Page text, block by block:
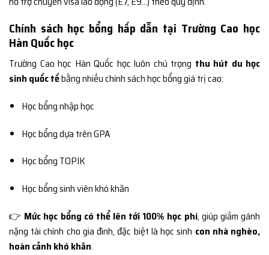
Chính sách học bổng hấp dẫn tại Trường Cao học
Hàn Quốc học
Trường Cao học Hàn Quốc học luôn chú trọng thu hút du học
sinh quốc tếbằng nhiều chính sách học bổng giá trị cao:
Học bổng nhập học
Học bổng dựa trên GPA
Học bổng TOPIK
Học bổng sinh viên khó khăn
👉 Mức học bổng có thể lên tới 100% học phí, giúp giảm gánh
nặng tài chính cho gia đình, đặc biệt là học sinh con nhà nghèo,
hoàn cảnh khó khăn.